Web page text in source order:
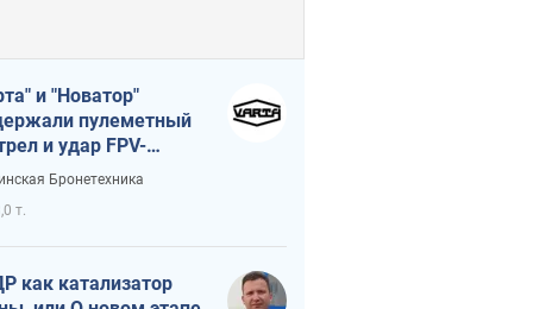
и "Новатор"
пулеметный
и удар FPV-
сохранив жизнь
Бронетехника
т.
как катализатор